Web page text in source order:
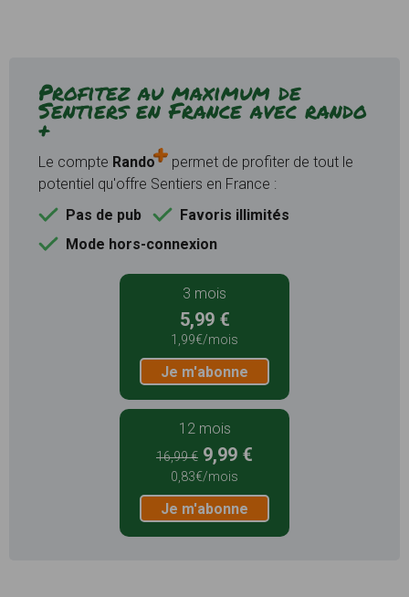
Profitez au maximum de
Sentiers en France avec rando
+
Le compte Rando
permet de profiter de tout le
potentiel qu'offre Sentiers en France :
Pas de pub
Favoris illimités
Mode hors-connexion
3 mois
5,99 €
1,99€/mois
Je m'abonne
12 mois
16,99 € 9,99 €
0,83€/mois
Je m'abonne